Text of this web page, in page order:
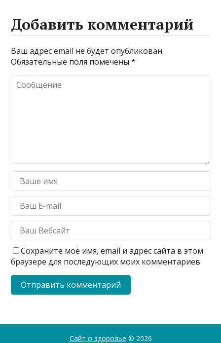
Добавить комментарий
Ваш адрес email не будет опубликован.
Обязательные поля помечены*
Сохраните моё имя, email и адрес сайта в этом
браузере для последующих моих комментариев
Сайт о здоровье © 2026